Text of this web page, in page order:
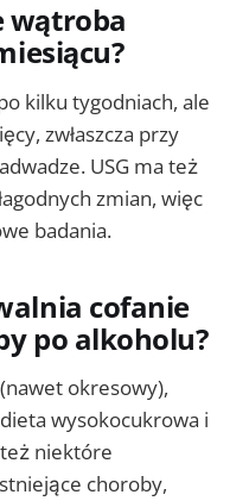
wątroba
kilku tygodniach, ale
zwłaszcza przy
USG ma też
zmian, więc
badania.
cofanie
po alkoholu?
okresowy),
wysokocukrowa i
niektóre
choroby,